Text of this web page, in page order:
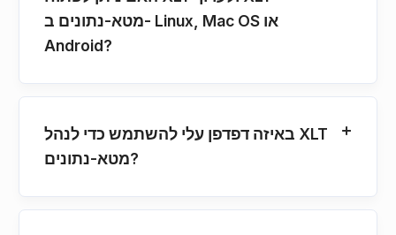
מטא-נתונים ב- Linux, Mac OS או
Android?
באיזה דפדפן עלי להשתמש כדי לנהל XLT
מטא-נתונים?